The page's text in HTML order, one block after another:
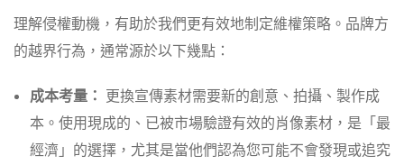
理解侵權動機，有助於我們更有效地制定維權策略。品牌方
的越界行為，通常源於以下幾點：
成本考量： 更換宣傳素材需要新的創意、拍攝、製作成
本。使用現成的、已被市場驗證有效的肖像素材，是「最
經濟」的選擇，尤其是當他們認為您可能不會發現或追究